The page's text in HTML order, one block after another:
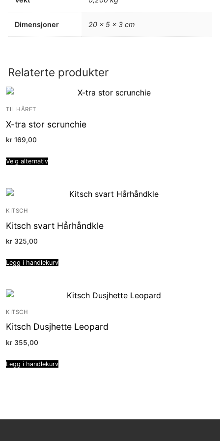
Dimensjoner 20 × 5 × 3 cm
Relaterte produkter
TIL HÅRET
X-tra stor scrunchie
kr 169,00
Velg alternativ
KITSCH
Kitsch svart Hårhåndkle
kr 325,00
Legg i handlekurv
KITSCH
Kitsch Dusjhette Leopard
kr 355,00
Legg i handlekurv